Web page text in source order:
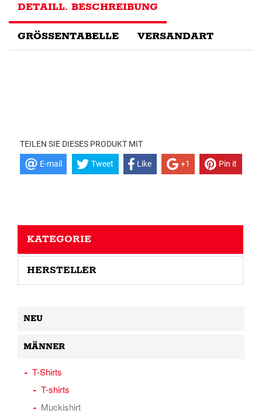
DETAILL. BESCHREIBUNG
GRÖSSENTABELLE VERSANDART
TEILEN SIE DIESES PRODUKT MIT
E-mail Tweet Like +1 Pin it
KATEGORIE
HERSTELLER
NEU
MÄNNER
T-Shirts
T-shirts
Muckishirt